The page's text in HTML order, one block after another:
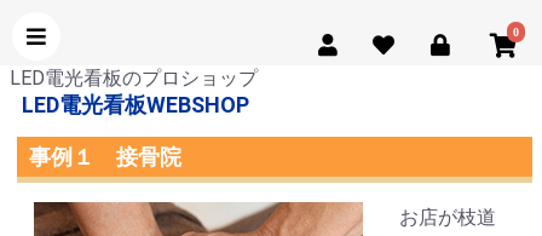
0
LED電光看板のプロショップ
LED電光看板WEBSHOP
事例１ 接骨院
お店が枝道